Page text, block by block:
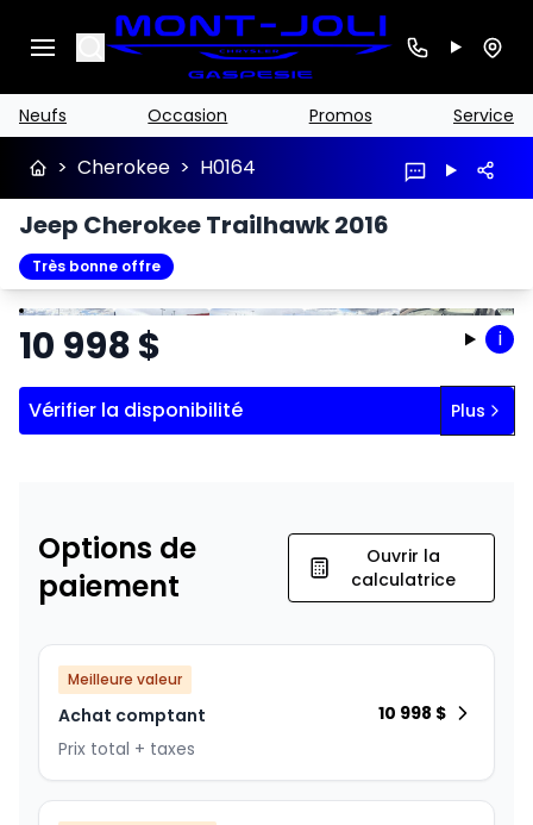
Search
Neufs Occasion Promos Service
> Cherokee > H0164
Jeep Cherokee Trailhawk 2016
Très bonne offre
ArrêterPrécédent
Suivant
10 998$ i
Vérifier la disponibilité Plus
Options de
paiement
Ouvrir la
calculatrice
Meilleure valeur
Achat comptant
Prix total + taxes
10 998 $